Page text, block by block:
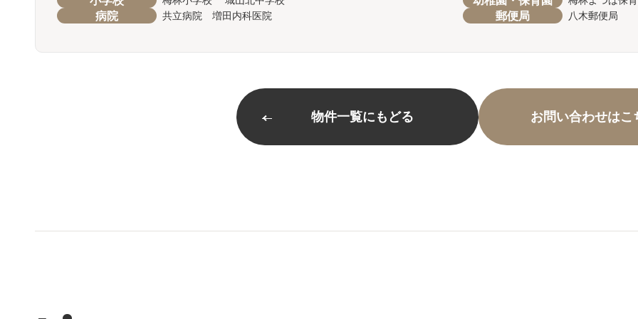
病院 共立病院 増田内科医院 郵便局 八木郵便局
物件一覧にもどる お問い合わせはこ